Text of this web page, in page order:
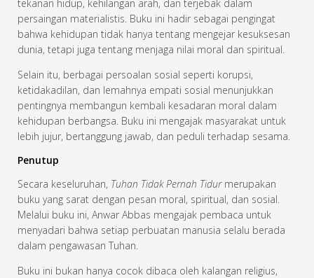
tekanan hidup, kehilangan arah, dan terjebak dalam
persaingan materialistis. Buku ini hadir sebagai pengingat
bahwa kehidupan tidak hanya tentang mengejar kesuksesan
dunia, tetapi juga tentang menjaga nilai moral dan spiritual.
Selain itu, berbagai persoalan sosial seperti korupsi,
ketidakadilan, dan lemahnya empati sosial menunjukkan
pentingnya membangun kembali kesadaran moral dalam
kehidupan berbangsa. Buku ini mengajak masyarakat untuk
lebih jujur, bertanggung jawab, dan peduli terhadap sesama.
Penutup
Secara keseluruhan, Tuhan Tidak Pernah Tidurmerupakan
buku yang sarat dengan pesan moral, spiritual, dan sosial.
Melalui buku ini, Anwar Abbas mengajak pembaca untuk
menyadari bahwa setiap perbuatan manusia selalu berada
dalam pengawasan Tuhan.
Buku ini bukan hanya cocok dibaca oleh kalangan religius,